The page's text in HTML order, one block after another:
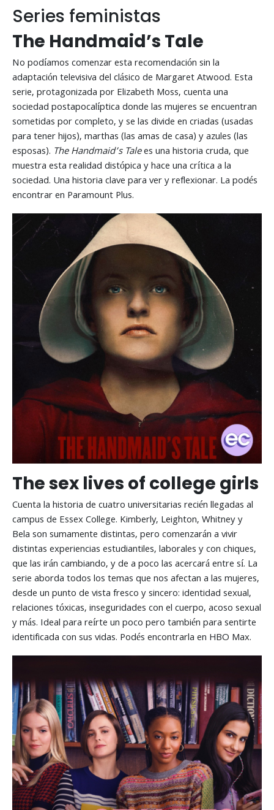
Series feministas
The Handmaid’s Tale
No podíamos comenzar esta recomendación sin la
adaptación televisiva del clásico de Margaret Atwood. Esta
serie, protagonizada por Elizabeth Moss, cuenta una
sociedad postapocalíptica donde las mujeres se encuentran
sometidas por completo, y se las divide en criadas (usadas
para tener hijos), marthas (las amas de casa) y azules (las
esposas). The Handmaid’s Talees una historia cruda, que
muestra esta realidad distópica y hace una crítica a la
sociedad. Una historia clave para ver y reflexionar. La podés
encontrar en Paramount Plus.
The sex lives of college girls
Cuenta la historia de cuatro universitarias recién llegadas al
campus de Essex College. Kimberly, Leighton, Whitney y
Bela son sumamente distintas, pero comenzarán a vivir
distintas experiencias estudiantiles, laborales y con chiques,
que las irán cambiando, y de a poco las acercará entre sí. La
serie aborda todos los temas que nos afectan a las mujeres,
desde un punto de vista fresco y sincero: identidad sexual,
relaciones tóxicas, inseguridades con el cuerpo, acoso sexual
y más. Ideal para reírte un poco pero también para sentirte
identificada con sus vidas. Podés encontrarla en HBO Max.